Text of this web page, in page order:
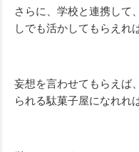
さらに、学校と連携して
しでも活かしてもらえれ
妄想を言わせてもらえば
られる駄菓子屋になれれ